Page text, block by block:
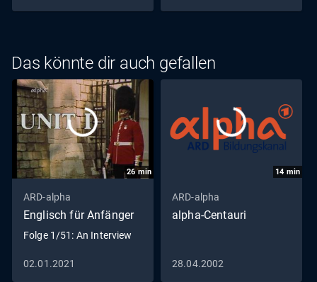
Das könnte dir auch gefallen
26min
ARD-alpha
Englisch für Anfänger
Folge 1/51: An Interview
02.01.2021
14 min
ARD-alpha
alpha-Centauri
28.04.2002